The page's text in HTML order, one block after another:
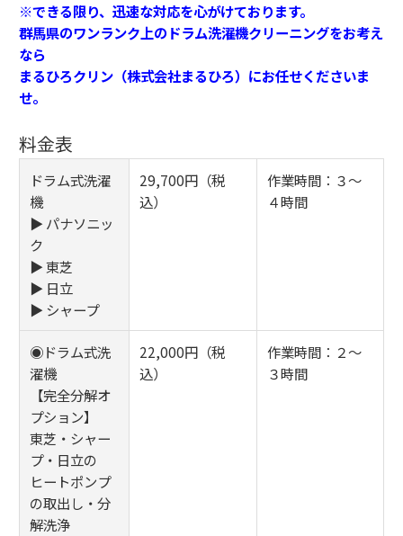
※できる限り、迅速な対応を心がけております。
群馬県のワンランク上のドラム洗濯機クリーニングをお考え
なら
まるひろクリン（株式会社まるひろ）にお任せくださいま
せ。
料金表
ドラム式洗濯
機
▶ パナソニッ
ク
▶ 東芝
▶ 日立
▶ シャープ
29,700円（税
込）
作業時間：３～
４時間
◉ドラム式洗
濯機
【完全分解オ
プション】
東芝・シャー
プ・日立の
ヒートポンプ
の取出し・分
解洗浄
22,000円（税
込）
作業時間：２～
３時間